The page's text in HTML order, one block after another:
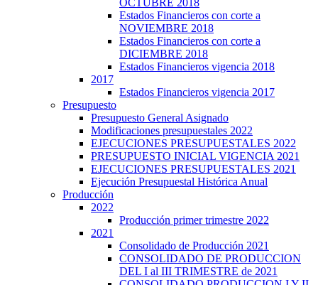
OCTUBRE 2018
Estados Financieros con corte a
NOVIEMBRE 2018
Estados Financieros con corte a
DICIEMBRE 2018
Estados Financieros vigencia 2018
2017
Estados Financieros vigencia 2017
Presupuesto
Presupuesto General Asignado
Modificaciones presupuestales 2022
EJECUCIONES PRESUPUESTALES 2022
PRESUPUESTO INICIAL VIGENCIA 2021
EJECUCIONES PRESUPUESTALES 2021
Ejecución Presupuestal Histórica Anual
Producción
2022
Producción primer trimestre 2022
2021
Consolidado de Producción 2021
CONSOLIDADO DE PRODUCCION
DEL I al III TRIMESTRE de 2021